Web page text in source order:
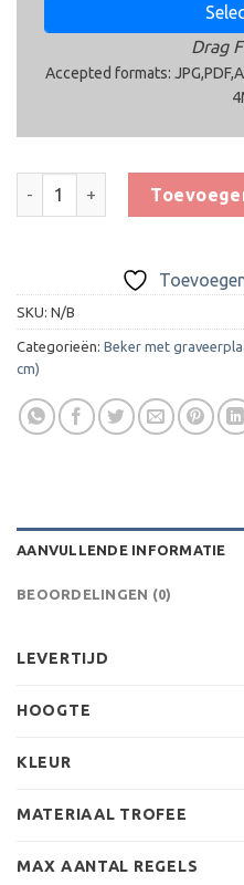
Drag
Accepted formats:
SKU: N/B
Categorieën: Beker met
cm)
AANVULLENDE INFORMATIE
BEOORDELINGEN (0)
LEVERTIJD
HOOGTE
KLEUR
MATERIAAL TROFEE
MAX AANTAL REGELS